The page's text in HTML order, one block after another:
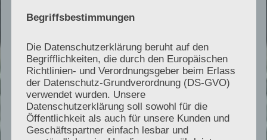
Phase 3 – Grundlage für
Zusammenfassung der technischen
Einordnung als strukturierte Grundlage für:
wirtschaftliche Bewertung durch M&A
Berater
steuerliche Einordnung durch
Begriffsbestimmungen
Die Datenschutzerklärung beruht auf den
Begrifflichkeiten, die durch den Europäischen
Richtlinien- und Verordnungsgeber beim Erlass
der Datenschutz-Grundverordnung (DS-GVO)
verwendet wurden. Unsere
Datenschutzerklärung soll sowohl für die
Öffentlichkeit als auch für unsere Kunden und
Geschäftspartner einfach lesbar und